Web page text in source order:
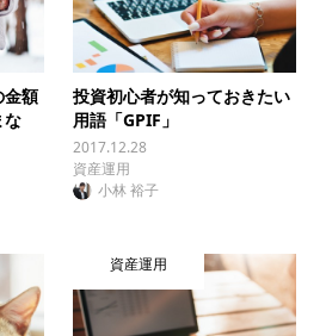
金額
な
投資初心者が知っておきたい
用語「GPIF」
2017.12.28
資産運用
小林 裕子
資産運用